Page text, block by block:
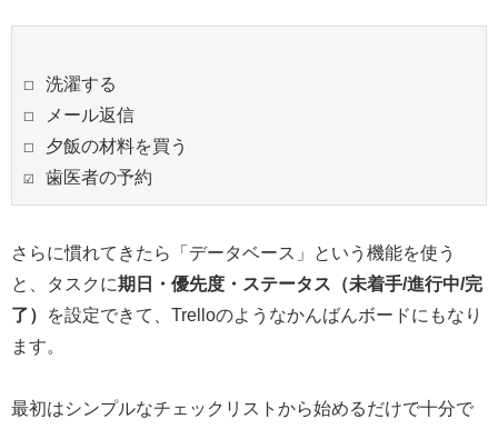
☐ 洗濯する
☐ メール返信
☐ 夕飯の材料を買う
さらに慣れてきたら「データベース」という機能を使う
と、タスクに期日・優先度・ステータス（未着手/進行中/完
了）
を設定できて、Trelloのようなかんばんボードにもなり
ます。
最初はシンプルなチェックリストから始めるだけで十分で